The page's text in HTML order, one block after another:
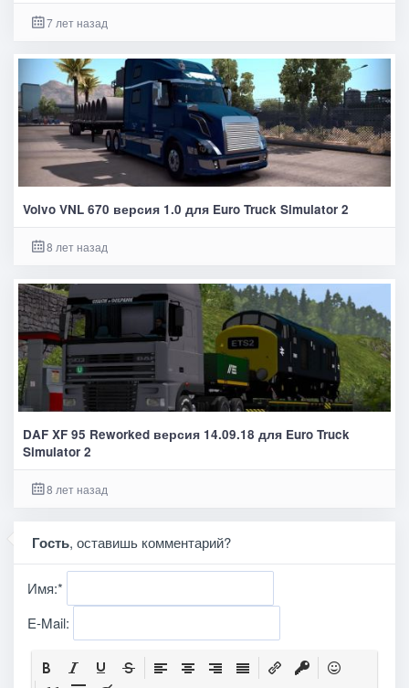
7 лет назад
Volvo VNL 670 версия 1.0 для Euro Truck Simulator 2
8 лет назад
DAF XF 95 Reworked версия 14.09.18 для Euro Truck
Simulator 2
8 лет назад
Гость, оставишь комментарий?
Имя:*
E-Mail: